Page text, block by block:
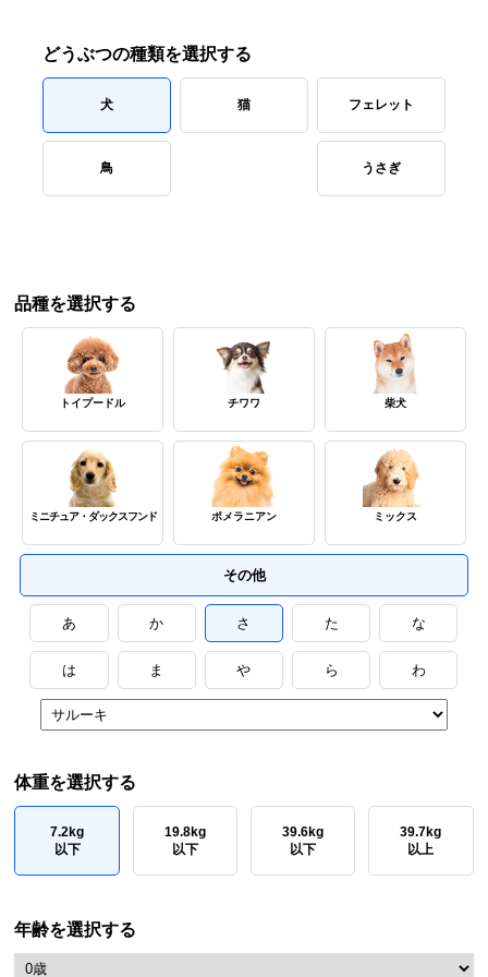
どうぶつの種類を選択する
犬
品種を選択する
トイプードル チワワ 柴犬
ミニチュア・ダックスフンド ポメラニアン ミックス
その他
あ か さ た な
は ま や ら わ
体重を選択する
7.2kg
以下
19.8kg
以下
39.6kg
以下
39.7kg
以上
年齢を選択する
猫 フェレット
鳥 うさぎ